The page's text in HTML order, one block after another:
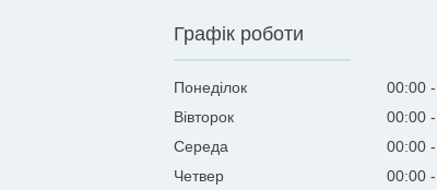
Графік роботи
Понеділок 00:00
Вівторок
00:00
Середа
00:00
Четвер
00:00